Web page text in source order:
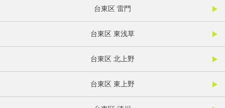
台東区 雷門
台東区 東浅草
台東区 北上野
台東区 東上野